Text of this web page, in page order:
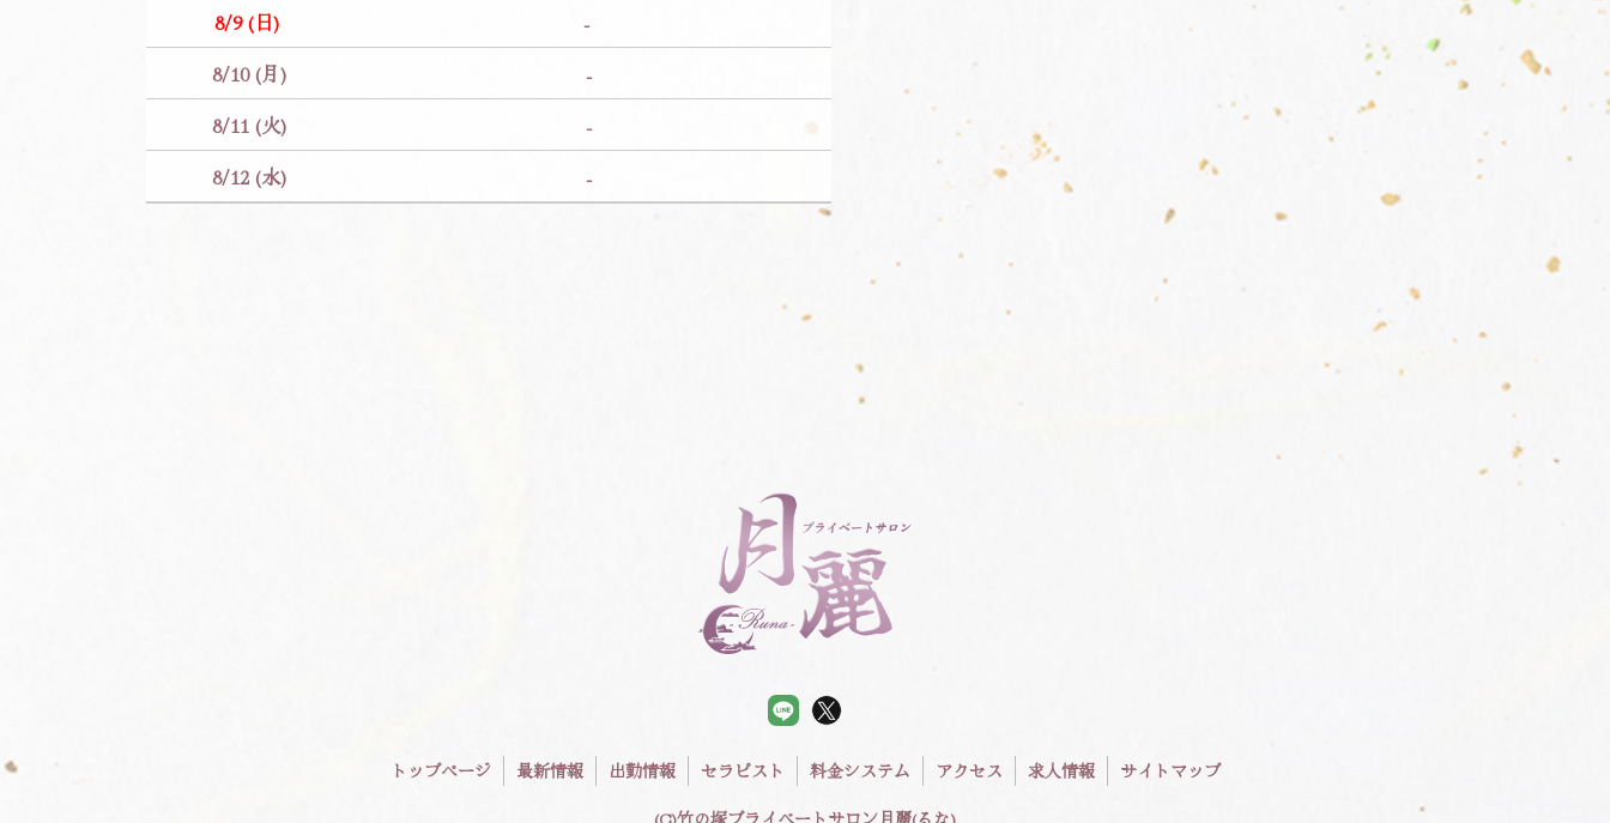
8/9 (日)
-
8/10 (月)
-
8/11 (火)
-
8/12 (水)
-
トップページ 最新情報 出勤情報 セラピスト 料金システム アクセス 求人情報
サイトマップ